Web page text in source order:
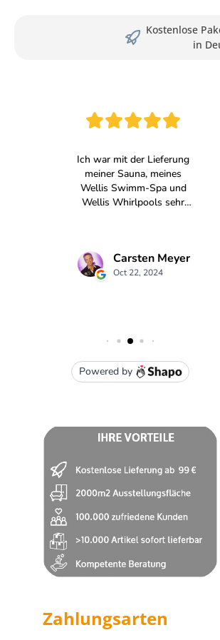
Kostenlose
in
Zahlungsarten